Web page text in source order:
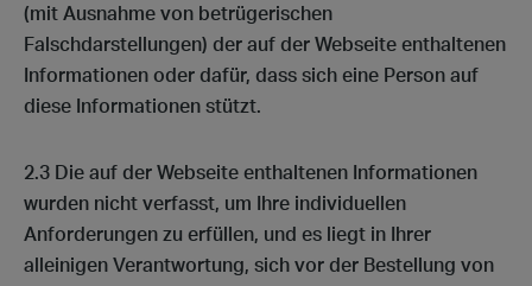
(mit Ausnahme von betrügerischen
Falschdarstellungen) der auf der Webseite enthaltenen
Informationen oder dafür, dass sich eine Person auf
diese Informationen stützt.
2.3 Die auf der Webseite enthaltenen Informationen
wurden nicht verfasst, um Ihre individuellen
Anforderungen zu erfüllen, und es liegt in Ihrer
alleinigen Verantwortung, sich vor der Bestellung von